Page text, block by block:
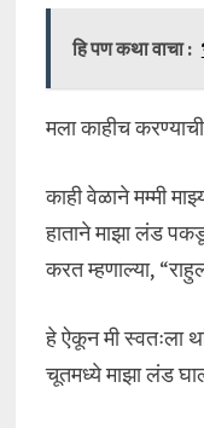
हि पण कथा वाचा :
मला काहीच
काही वेळाने मम्मी
हाताने माझा लंड
करत म्हणाल्या,
हे ऐकून मी स्वतःला
चूतमध्ये माझा लंड